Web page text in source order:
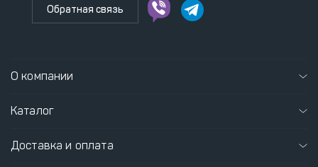
Обратная связь
О компании
Каталог
Доставка и оплата